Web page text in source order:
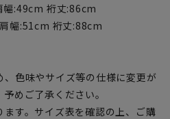
:49cm 裄丈:86cm
幅:51cm 裄丈:88cm
色味やサイズ等の仕様に変更が
めご了承ください。
す。サイズ表を確認の上、ご購